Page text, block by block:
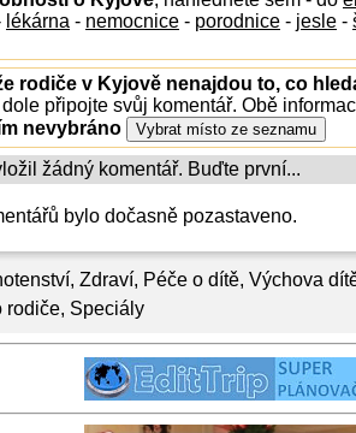
, Zdraví, Péče o dítě, Výchova
rodiče, Speciály
lékárna - nemocnice - porodnice - jesle -
rodiče v Kyjově nenajdou to, co
připojte svůj komentář. Obě
nevybráno
žádný komentář. Buďte první...
bylo dočasně pozastaveno.